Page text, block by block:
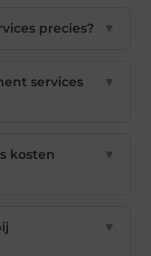
precies? ▼
services
▼
kosten
▼
▼